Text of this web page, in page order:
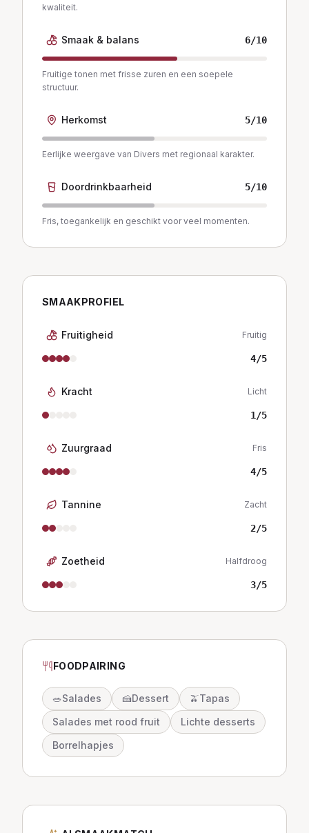
kwaliteit.
Smaak & balans 6/10
Fruitige tonen met frisse zuren en een soepele
structuur.
Herkomst 5/10
Eerlijke weergave van Divers met regionaal karakter.
Doordrinkbaarheid 5/10
Fris, toegankelijk en geschikt voor veel momenten.
SMAAKPROFIEL
Fruitigheid Fruitig
4/5
Kracht Licht
1 /5
Zuurgraad Fris
4/5
Tannine Zacht
2/5
Zoetheid Halfdroog
3/5
FOODPAIRING
🥗Salades 🍰Dessert 🫒Tapas
Salades met rood fruit
Lichte desserts
Borrelhapjes